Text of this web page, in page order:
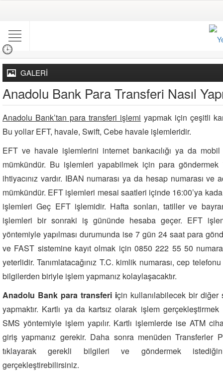
GALERİ
Anadolu Bank Para Transferi Nasıl
Anadolu Bank’tan para transferi işlemi yapmak için çeşitli
Bu yollar EFT, havale, Swift, Cebe havale işlemleridir.
EFT ve havale işlemlerini internet bankacılığı ya da
mümkündür. Bu işlemleri yapabilmek için para göndermek
ihtiyacınız vardır. IBAN numarası ya da hesap numarası
mümkündür. EFT işlemleri mesai saatleri içinde 16:00’ya
işlemleri Geç EFT işlemidir. Hafta sonları, tatiller ve
işlemleri bir sonraki iş gününde hesaba geçer. EFT
yöntemiyle yapılması durumunda ise 7 gün 24 saat para
ve FAST sistemine kayıt olmak için 0850 222 55 50
yeterlidir. Tanımlatacağınız T.C. kimlik numarası, cep
bilgilerden biriyle işlem yapmanız kolaylaşacaktır.
Anadolu Bank para transferi için kullanılabilecek bir diğer
yapmaktır. Kartlı ya da kartsız olarak işlem
SMS yöntemiyle işlem yapılır. Kartlı işlemlerde ise ATM
giriş yapmanız gerekir. Daha sonra menüden Transferler
tıklayarak gerekli bilgileri ve göndermek
gerçekleştirebilirsiniz.